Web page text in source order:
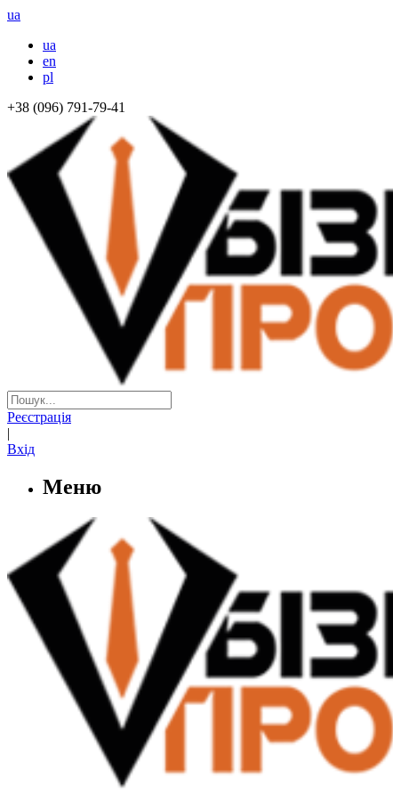
ua
ua
en
pl
+38 (096) 791-79-41
Реєстрація
|
Вхід
Меню